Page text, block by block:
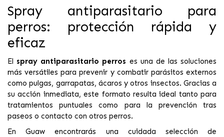
Spray antiparasitario para
perros: protección rápida y
eficaz
El spray antiparasitario perros es una de las soluciones
más versátiles para prevenir y combatir parásitos externos
como pulgas, garrapatas, ácaros y otros insectos. Gracias a
su acción inmediata, este formato resulta ideal tanto para
tratamientos puntuales como para la prevención tras
paseos o contacto con otros perros.
En Guaw encontrarás una cuidada selección de